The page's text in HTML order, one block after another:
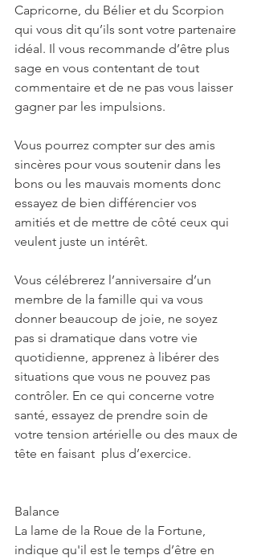
Capricorne, du Bélier et du Scorpion
qui vous dit qu’ils sont votre partenaire
idéal. Il vous recommande d’être plus
sage en vous contentant de tout
commentaire et de ne pas vous laisser
gagner par les impulsions.
Vous pourrez compter sur des amis
sincères pour vous soutenir dans les
bons ou les mauvais moments donc
essayez de bien différencier vos
amitiés et de mettre de côté ceux qui
veulent juste un intérêt.
Vous célébrerez l’anniversaire d’un
membre de la famille qui va vous
donner beaucoup de joie, ne soyez
pas si dramatique dans votre vie
quotidienne, apprenez à libérer des
situations que vous ne pouvez pas
contrôler. En ce qui concerne votre
santé, essayez de prendre soin de
votre tension artérielle ou des maux de
tête en faisant  plus d’exercice.
Balance
La lame de la Roue de la Fortune,
indique qu'il est le temps d’être en